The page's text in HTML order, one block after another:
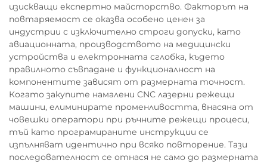
изискващи експертно майсторство. Факторът на
повтаряемост се оказва особено ценен за
индустрии с изключително строги допуски, като
авиационната, производството на медицински
устройства и електронната сглобка, където
правилното съвпадане и функционалност на
компонентите зависят от размерната точност.
Когато закупите намалени CNC лазерни режещи
машини, елиминирате променливостта, внасяна от
човешки оператори при ръчните режещи процеси,
тъй като програмираните инструкции се
изпълняват идентично при всяко повторение. Тази
последователност се отнася не само до размерната